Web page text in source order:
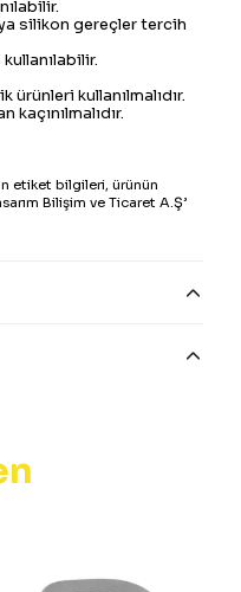
silikon gereçler tercih
kullanılmalıdır.
etiket bilgileri, ürünün
Bilişim ve Ticaret A.Ş’